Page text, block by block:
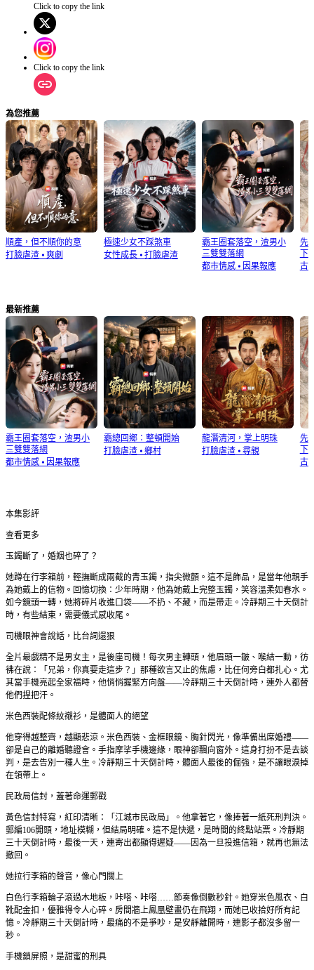
Click to copy the link
Click to copy the link
為您推薦
順產，但不順你的意
打臉虐渣 ⦁ 爽劇
極速少女不踩煞車
女性成長⦁ 打臉虐渣
霸王圈套落空，渣男小
三雙雙落網
都市情感⦁ 因果報應
先
下
古
最新推薦
霸王圈套落空，渣男小
三雙雙落網
都市情感 ⦁ 因果報應
霸總回鄉：整頓開始
打臉虐渣⦁ 鄉村
龍潛清河，掌上明珠
打臉虐渣⦁ 尋親
先
下
古
本集影評
查看更多
玉鐲斷了，婚姻也碎了？
她蹲在行李箱前，輕撫斷成兩截的青玉鐲，指尖微顫。這不是飾品，是當年他親手
為她戴上的信物。回憶切換：少年時期，他為她戴上完整玉鐲，笑容溫柔如春水。
如今鏡頭一轉，她將碎片收進口袋——不扔、不藏，而是帶走。冷靜期三十天倒計
時，有些結束，需要儀式感收尾。
司機眼神會說話，比台詞還狠
全片最戲精不是男女主，是後座司機！每次男主轉頭，他眉頭一皺、喉結一動，彷
彿在說：「兄弟，你真要走這步？」那種欲言又止的焦慮，比任何旁白都扎心。尤
其當手機亮起全家福時，他悄悄握緊方向盤——冷靜期三十天倒計時，連外人都替
他們捏把汗。
米色西裝配條紋襯衫，是體面人的絕望
他穿得越整齊，越顯悲涼。米色西裝、金框眼鏡、胸針閃光，像準備出席婚禮——
卻是自己的離婚聽證會。手指摩挲手機邊緣，眼神卻飄向窗外。這身打扮不是去談
判，是去告別一種人生。冷靜期三十天倒計時，體面人最後的倔強，是不讓眼淚掉
在領帶上。
民政局信封，蓋著命運郵戳
黃色信封特寫，紅印清晰：「江城市民政局」。他拿著它，像捧著一紙死刑判決。
郵編106開頭，地址模糊，但結局明確。這不是快遞，是時間的終點站票。冷靜期
三十天倒計時，最後一天，連寄出都顯得遲疑——因為一旦投進信箱，就再也無法
撤回。
她拉行李箱的聲音，像心門關上
白色行李箱輪子滾過木地板，咔嗒、咔嗒……節奏像倒數秒針。她穿米色風衣、白
靴配金扣，優雅得令人心碎。房間牆上鳳凰壁畫仍在飛翔，而她已收拾好所有記
憶。冷靜期三十天倒計時，最痛的不是爭吵，是安靜離開時，連影子都沒多留一
秒。
手機鎖屏照，是甜蜜的刑具